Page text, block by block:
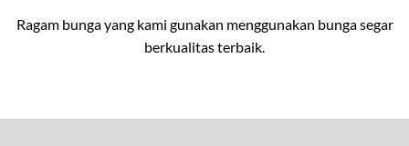
Ragam bunga yang kami gunakan menggunakan bunga segar
berkualitas terbaik.